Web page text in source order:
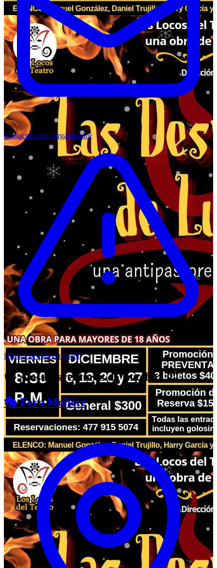
Contactar amb l'organitzador
Denunciar esdeveniment
😈 ¡Las Desventuras de Lucifer! 😇
🎭 Foro Molière